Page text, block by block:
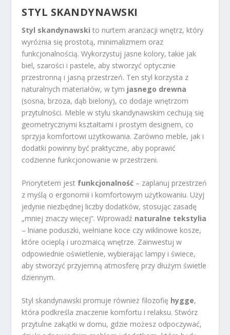
STYL SKANDYNAWSKI
Styl skandynawski to nurtem aranżacji wnętrz, który
wyróżnia się prostotą, minimalizmem oraz
funkcjonalnością. Wykorzystuj jasne kolory, takie jak
biel, szarości i pastele, aby stworzyć optycznie
przestronną i jasną przestrzeń. Ten styl korzysta z
naturalnych materiałów, w tym jasnego drewna
(sosna, brzoza, dąb bielony), co dodaje wnętrzom
przytulności. Meble w stylu skandynawskim cechują się
geometrycznymi kształtami i prostym designem, co
sprzyja komfortowi użytkowania. Zarówno meble, jak i
dodatki powinny być praktyczne, aby poprawić
codzienne funkcjonowanie w przestrzeni.
Priorytetem jest funkcjonalność – zaplanuj przestrzeń
z myślą o ergonomii i komfortowym użytkowaniu. Użyj
jedynie niezbędnej liczby dodatków, stosując zasadę
„mniej znaczy więcej”. Wprowadź naturalne tekstylia
– lniane poduszki, wełniane koce czy wiklinowe kosze,
które ocieplą i urozmaicą wnętrze. Zainwestuj w
odpowiednie oświetlenie, wybierając lampy i świece,
aby stworzyć przyjemną atmosferę przy dłużym świetle
dziennym.
Styl skandynawski promuje również filozofię hygge,
która podkreśla znaczenie komfortu i relaksu. Stwórz
przytulne zakątki w domu, gdzie możesz odpoczywać,